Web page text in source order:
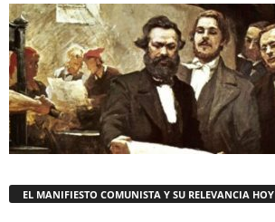
EL MANIFIESTO COMUNISTA Y SU RELEVANCIA HOY